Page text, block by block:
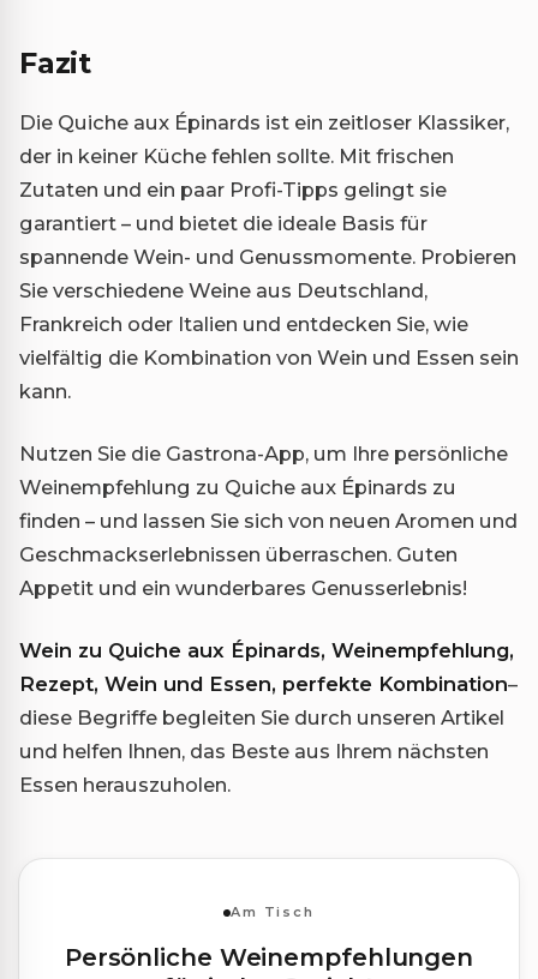
Fazit
Die Quiche aux Épinards ist ein zeitloser Klassiker,
der in keiner Küche fehlen sollte. Mit frischen
Zutaten und ein paar Profi-Tipps gelingt sie
garantiert – und bietet die ideale Basis für
spannende Wein- und Genussmomente. Probieren
Sie verschiedene Weine aus Deutschland,
Frankreich oder Italien und entdecken Sie, wie
vielfältig die Kombination von Wein und Essen sein
kann.
Nutzen Sie die Gastrona-App, um Ihre persönliche
Weinempfehlung zu Quiche aux Épinards zu
finden – und lassen Sie sich von neuen Aromen und
Geschmackserlebnissen überraschen. Guten
Appetit und ein wunderbares Genusserlebnis!
Wein zu Quiche aux Épinards, Weinempfehlung,
Rezept, Wein und Essen, perfekte Kombination–
diese Begriffe begleiten Sie durch unseren Artikel
und helfen Ihnen, das Beste aus Ihrem nächsten
Essen herauszuholen.
Am Tisch
Persönliche Weinempfehlungen